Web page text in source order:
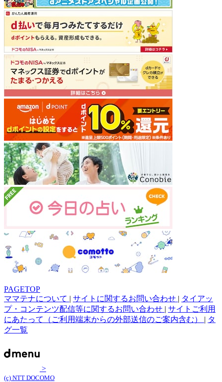
PAGETOP
ママテナについて | サイトに関するお問い合わせ | タイアッ
プ・コンテンツ配信等に関するお問い合わせ | サイトご利用
にあたって（ご利用端末からの外部送信のご案内含む） | タ
グ一覧
>
(c) NTT DOCOMO